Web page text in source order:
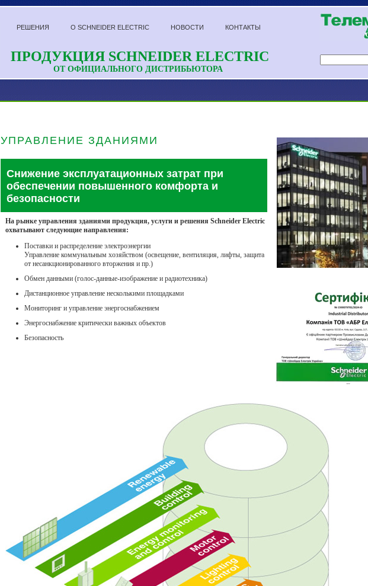
ПРОДУКЦИЯ SCHNEIDER ELECTRIC
ОТ ОФИЦИАЛЬНОГО ДИСТРИБЬЮТОРА
РЕШЕНИЯ О SCHNEIDER ELECTRIC НОВОСТИ КОНТАКТЫ
УПРАВЛЕНИЕ ЗДАНИЯМИ
Снижение эксплуатационных затрат при
обеспечении повышенного комфорта и
безопасности
На рынке управления зданиями продукция, услуги и решения Schneider Electric
охватывают следующие направления:
Поставки и распределение электроэнергии
Управление коммунальным хозяйством (освещение, вентиляция, лифты, защита
от несанкционированного вторжения и пр.)
Обмен данными (голос-данные-изображение и радиотехника)
Дистанционное управление несколькими площадками
Мониторинг и управление энергоснабжением
Энергоснабжение критически важных объектов
Безопасность